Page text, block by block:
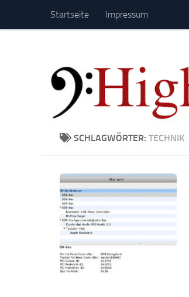
Zum Inhalt springen
Startseite Impressum
SCHLAGWÖRTER: TECHNIK